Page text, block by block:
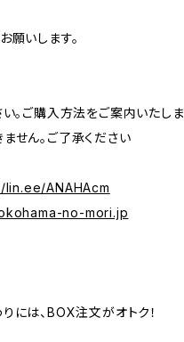
願いします。
。ご購入方法をご案内いたしま
せん。ご了承ください
ANAHAcm
no-mori.jp
には、BOX注文がオトク！